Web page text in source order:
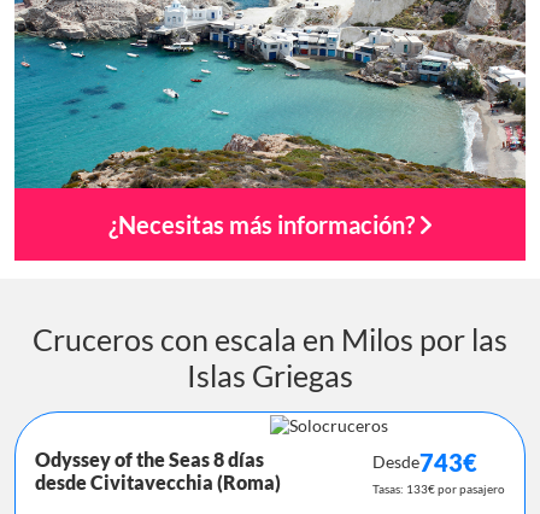
¿Necesitas más información?
Cruceros con escala en Milos por las
Islas Griegas
Odyssey of the Seas 8 días
desde Civitavecchia (Roma)
Desde743€
Tasas: 133€ por pasajero